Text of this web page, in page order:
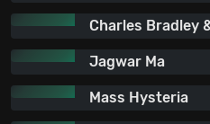
Charles Bradley
Jagwar Ma
Mass Hysteria